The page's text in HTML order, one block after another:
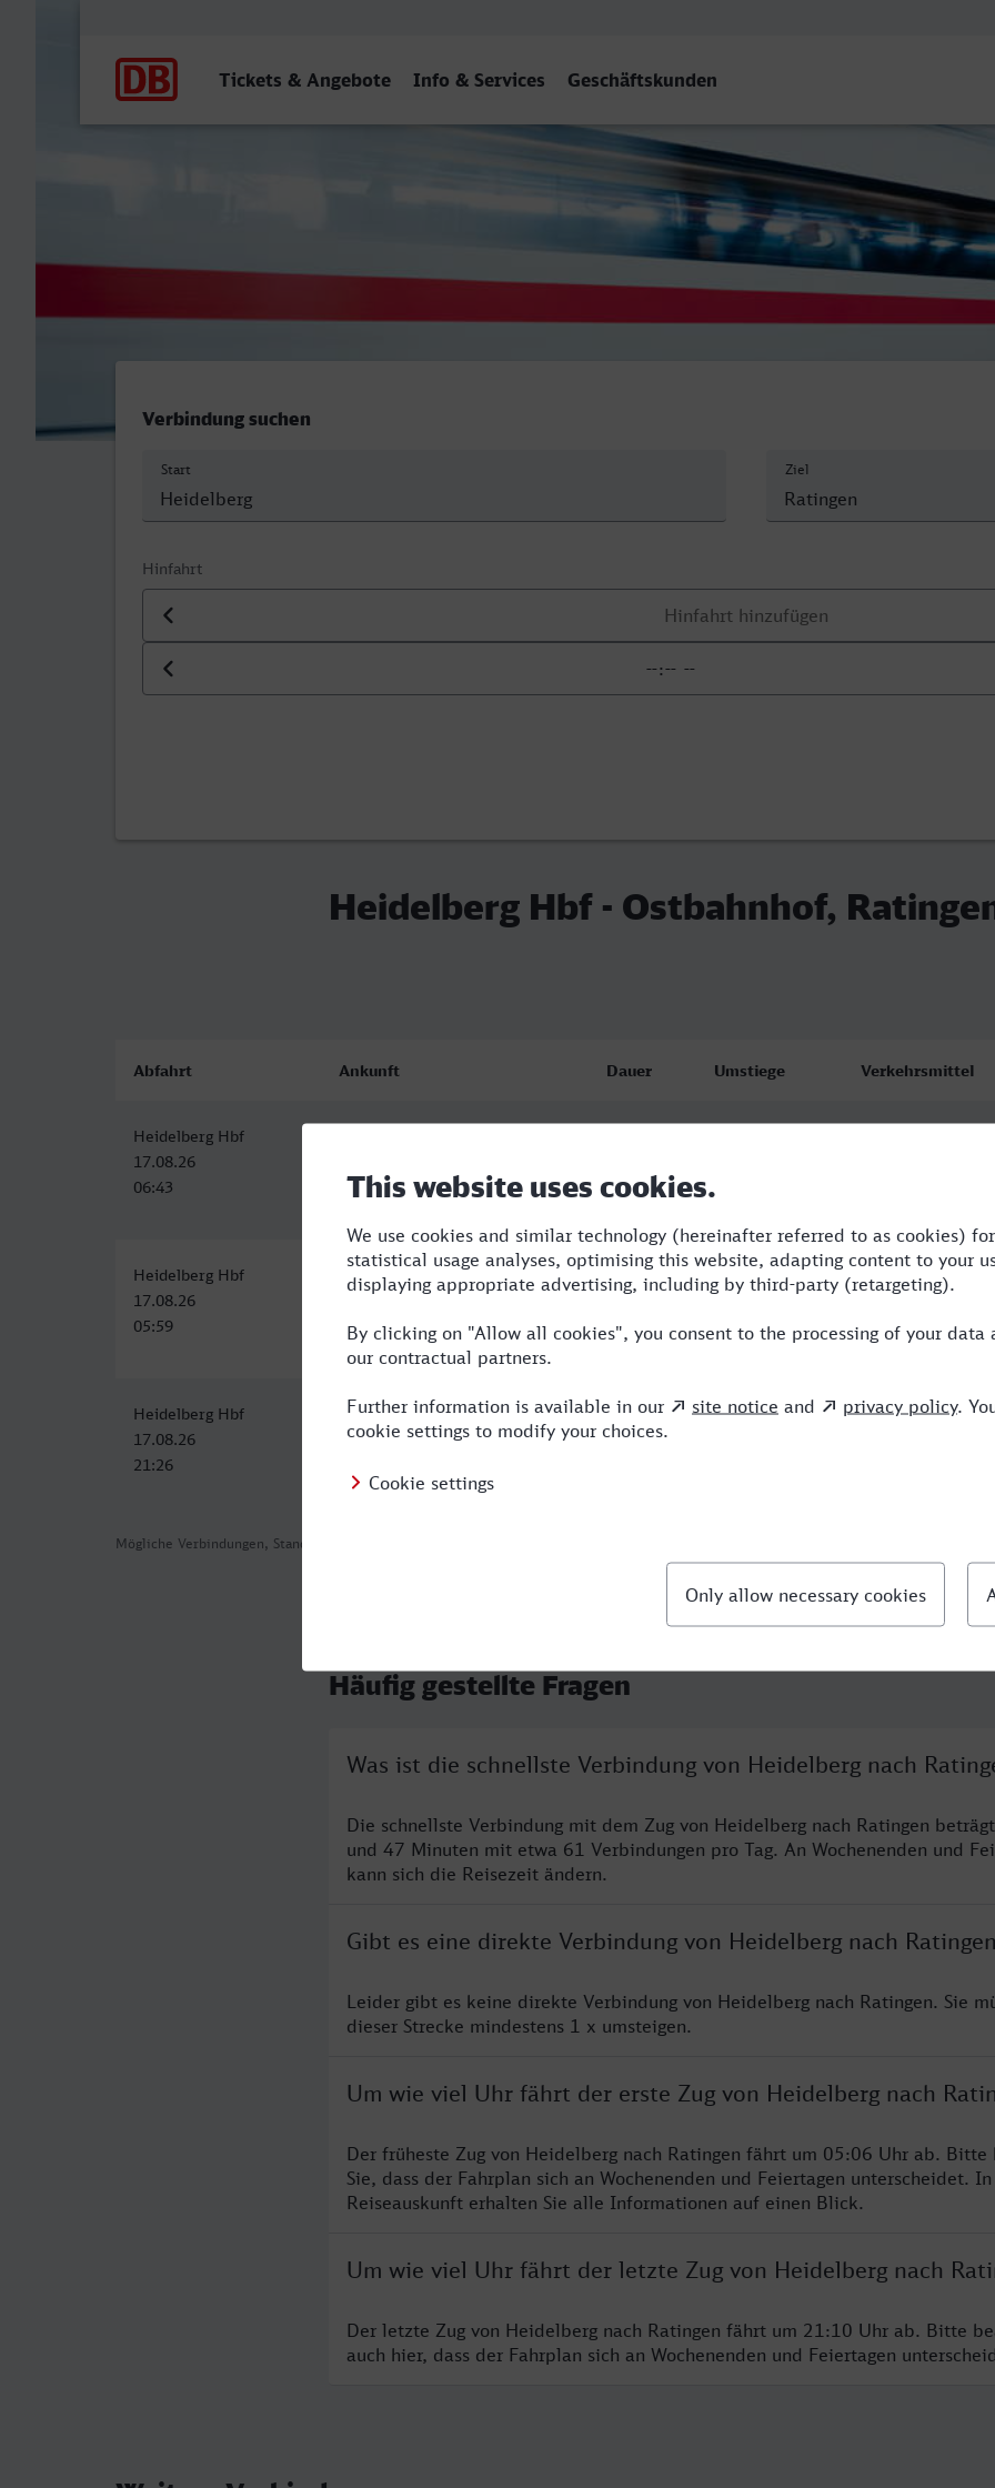
Tickets & Angebote Info & Services Geschäftskunden
Heidelberg Hbf - Ostbahnhof, Ratingen
Verbindung suchen
Start Ziel
Hinfahrt
Datum der Hinfahrt
Uhrzeit der Hinfahrt
Heidelberg Hbf - Ostbahnhof,
Mögliche Verbindungen, Stand: 2026-08-03 02:01
Abfahrt Ankunft Dauer Umstiege Verkehrsmittel
Heidelberg Hbf
17.08.26
06:43
09:30
Heidelberg Hbf
17.08.26
05:59
Ostbahnhof, Ratingen
17.08.26
09:30
3:31 BUS,RE,ICE
Heidelberg Hbf
17.08.26
21:26
Ostbahnhof, Ratingen
18.08.26
7:09 2 RB,BUS,ICE
Häufig gestellte Fragen
Was ist die schnellste Verbindung von Heidelberg nach
Die schnellste Verbindung mit dem Zug von Heidelberg nach Ratingen
und 47 Minuten mit etwa 61 Verbindungen pro Tag. An Wochenenden und
kann sich die Reisezeit ändern.
Gibt es eine direkte Verbindung von Heidelberg nach
Leider gibt es keine direkte Verbindung von Heidelberg nach Ratingen. Sie
dieser Strecke mindestens 1 x umsteigen.
Um wie viel Uhr fährt der erste Zug von Heidelberg nach
Der früheste Zug von Heidelberg nach Ratingen fährt um 05:06 Uhr ab. Bitte
Sie, dass der Fahrplan sich an Wochenenden und Feiertagen unterscheidet.
Reiseauskunft erhalten Sie alle Informationen auf einen Blick.
Um wie viel Uhr fährt der letzte Zug von Heidelberg nach
Der letzte Zug von Heidelberg nach Ratingen fährt um 21:10 Uhr ab. Bitte
auch hier, dass der Fahrplan sich an Wochenenden und Feiertagen